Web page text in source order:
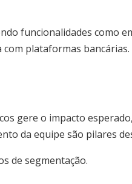
funcionalidades como
plataformas bancárias.
gere o impacto
da equipe são pilares
de segmentação.